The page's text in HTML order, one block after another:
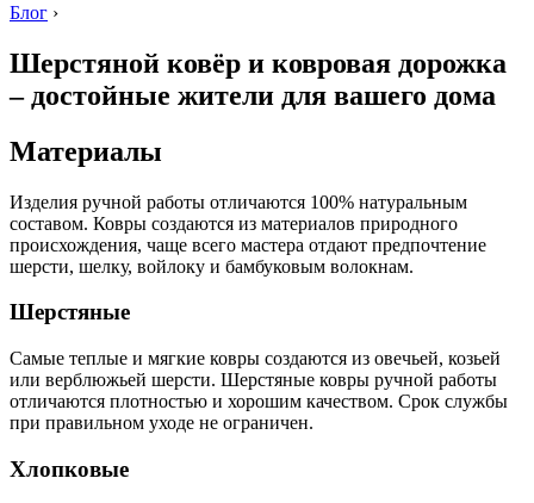
Блог ›
Шерстяной ковёр и ковровая дорожка
– достойные жители для вашего дома
Материалы
Изделия ручной работы отличаются 100% натуральным
составом. Ковры создаются из материалов природного
происхождения, чаще всего мастера отдают предпочтение
шерсти, шелку, войлоку и бамбуковым волокнам.
Шерстяные
Самые теплые и мягкие ковры создаются из овечьей, козьей
или верблюжьей шерсти. Шерстяные ковры ручной работы
отличаются плотностью и хорошим качеством. Срок службы
при правильном уходе не ограничен.
Хлопковые